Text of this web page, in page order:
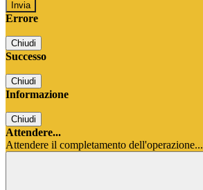
Errore
Chiudi
Successo
Chiudi
Informazione
Chiudi
Attendere...
Attendere il completamento dell'operazione...